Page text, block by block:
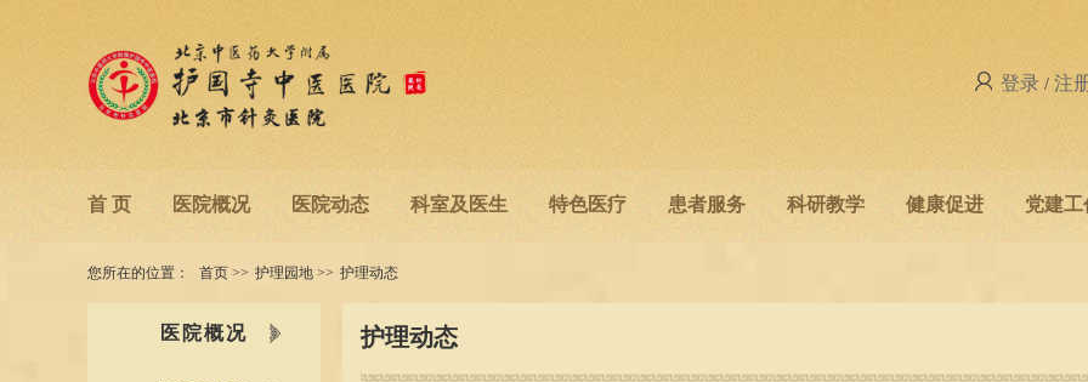
登录 / 注
首 页 医院概况 医院动态 科室及医生 特色医疗 患者服务 科研教学 健康促进 党建工
您所在的位置： 首页 >> 护理园地 >> 护理动态
医院概况 护理动态